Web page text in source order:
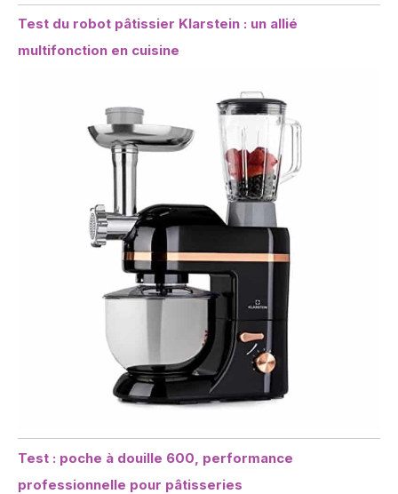
Test du robot pâtissier Klarstein : un allié
multifonction en cuisine
Test : poche à douille 600, performance
professionnelle pour pâtisseries